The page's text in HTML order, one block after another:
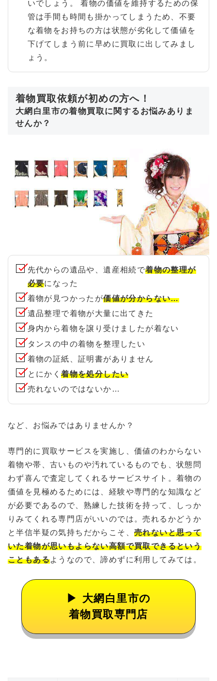
いでしょう。 着物の価値を維持するための保
管は手間も時間も掛かってしまうため、不要
な着物をお持ちの方は状態が劣化して価値を
下げてしまう前に早めに買取に出してみまし
ょう。
着物買取依頼が初めの方へ！
大網白里市の着物買取に関するお悩みありま
せんか？
先代からの遺品や、遺産相続で着物の整理が
必要になった
着物が見つかったが価値が分からない…
遺品整理で着物が大量に出てきた
身内から着物を譲り受けましたが着ない
タンスの中の着物を整理したい
着物の証紙、証明書がありません
とにかく着物を処分したい
売れないのではないか…
など、お悩みではありませんか？
専門的に買取サービスを実施し、価値のわからない
着物や帯、古いものや汚れているものでも、状態問
わず喜んで査定してくれるサービスサイト。着物の
価値を見極めるためには、経験や専門的な知識など
が必要であるので、熟練した技術を持って、しっか
りみてくれる専門店がいいのでは。売れるかどうか
と半信半疑の気持ちだからこそ、 売れないと思って
いた着物が思いもよらない高額で買取できるという
こともあるようなので、諦めずに利用してみては。
大網白里市の
着物買取専門店